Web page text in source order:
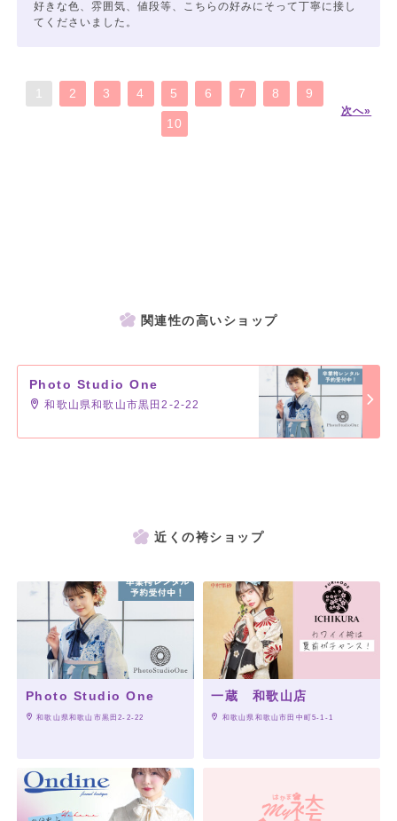
好きな色、雰囲気、値段等、こちらの好みにそって丁寧に接し
てくださいました。
2 3 4 5 6 7 8 9
10
次へ»
関連性の高いショップ
Photo Studio One
和歌山県和歌山市黒田2-2-22
近くの袴ショップ
Photo Studio One
和歌山県和歌山市黒田2-2-22
一蔵 和歌山店
和歌山県和歌山市田中町5-1-1